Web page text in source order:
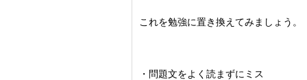
これを勉強に置き換えてみましょう。
・問題文をよく読まずにミス